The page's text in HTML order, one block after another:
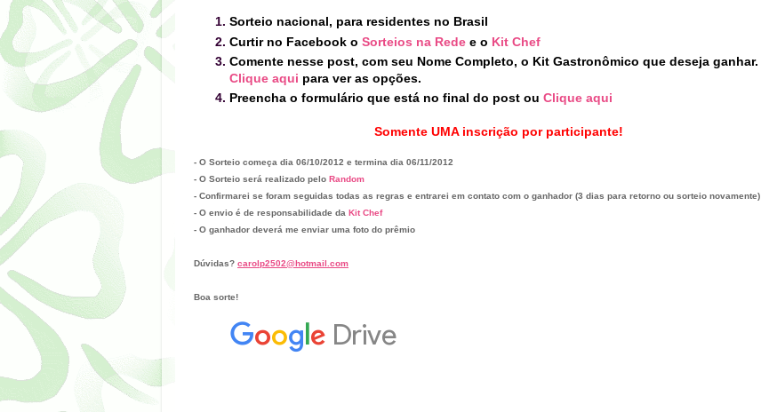
Sorteio nacional, para residentes no Brasil
Curtir no Facebook o Sorteios na Rede e o Kit Chef
Comente nesse post, com seu Nome Completo, o Kit Gastronômico que deseja ganhar.
Clique aqui para ver as opções.
Preencha o formulário que está no final do post ou Clique aqui
Somente UMA inscrição por participante!
- O Sorteio começa dia 06/10/2012 e termina dia 06/11/2012
- O Sorteio será realizado pelo Random
- Confirmarei se foram seguidas todas as regras e entrarei em contato com o ganhador (3 dias para retorno ou sorteio novamente)
- O envio é de responsabilidade da Kit Chef
- O ganhador deverá me enviar uma foto do prêmio
Dúvidas? carolp2502@hotmail.com
Boa sorte!